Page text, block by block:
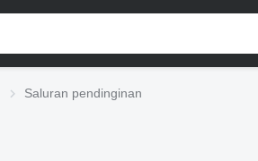
Saluran pendinginan